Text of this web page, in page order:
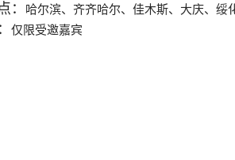
： 哈尔滨、齐齐哈尔、佳木斯、大庆、绥
仅限受邀嘉宾